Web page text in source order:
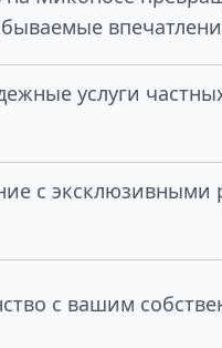
услуги
с
с вашим